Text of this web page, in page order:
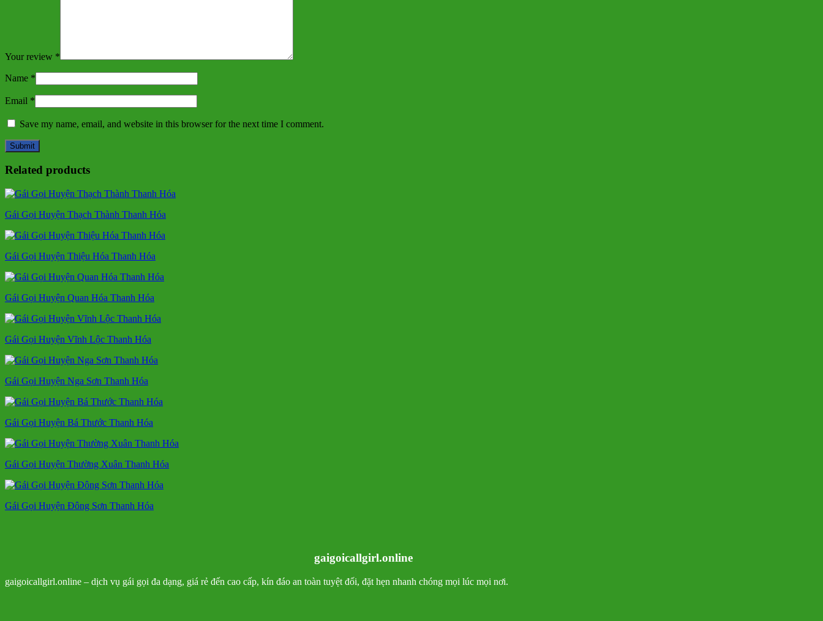
Your review *
Name *
Email *
Save my name, email, and website in this browser for the next time I comment.
Related products
Gái Gọi Huyện Thạch Thành Thanh Hóa
Gái Gọi Huyện Thiệu Hóa Thanh Hóa
Gái Gọi Huyện Quan Hóa Thanh Hóa
Gái Gọi Huyện Vĩnh Lộc Thanh Hóa
Gái Gọi Huyện Nga Sơn Thanh Hóa
Gái Gọi Huyện Bá Thước Thanh Hóa
Gái Gọi Huyện Thường Xuân Thanh Hóa
Gái Gọi Huyện Đông Sơn Thanh Hóa
gaigoicallgirl.online
gaigoicallgirl.online – dịch vụ gái gọi đa dạng, giá rẻ đến cao cấp, kín đáo an toàn tuyệt đối, đặt hẹn nhanh chóng mọi lúc mọi nơi.